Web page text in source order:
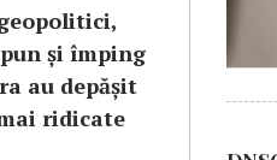
și împing
au depășit
ridicate